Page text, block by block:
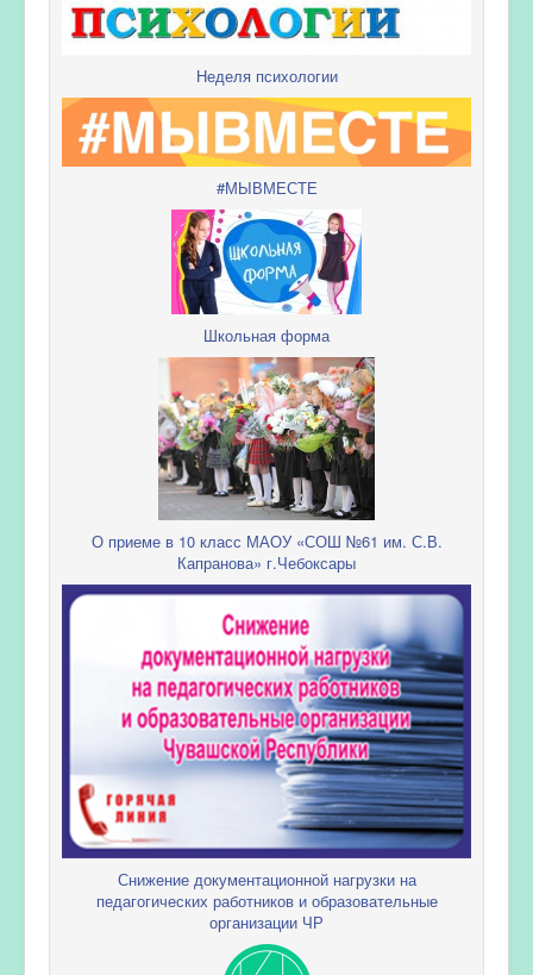
Неделя психологии
#МЫВМЕСТЕ
Школьная форма
О приеме в 10 класс МАОУ «СОШ №61 им. С.В.
Капранова» г.Чебоксары
Снижение документационной нагрузки на
педагогических работников и образовательные
организации ЧР